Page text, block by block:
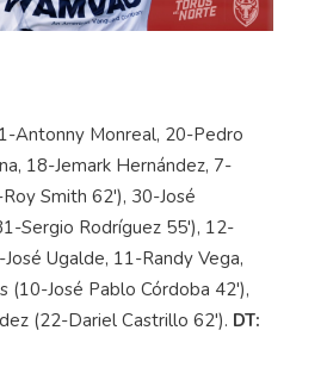
1-Antonny Monreal, 20-Pedro
18-Jemark Hernández, 7-
Smith 62'), 30-José
Sergio Rodríguez 55'), 12-
Ugalde, 11-Randy Vega,
(10-José Pablo Córdoba 42'),
(22-Dariel Castrillo 62'). DT: